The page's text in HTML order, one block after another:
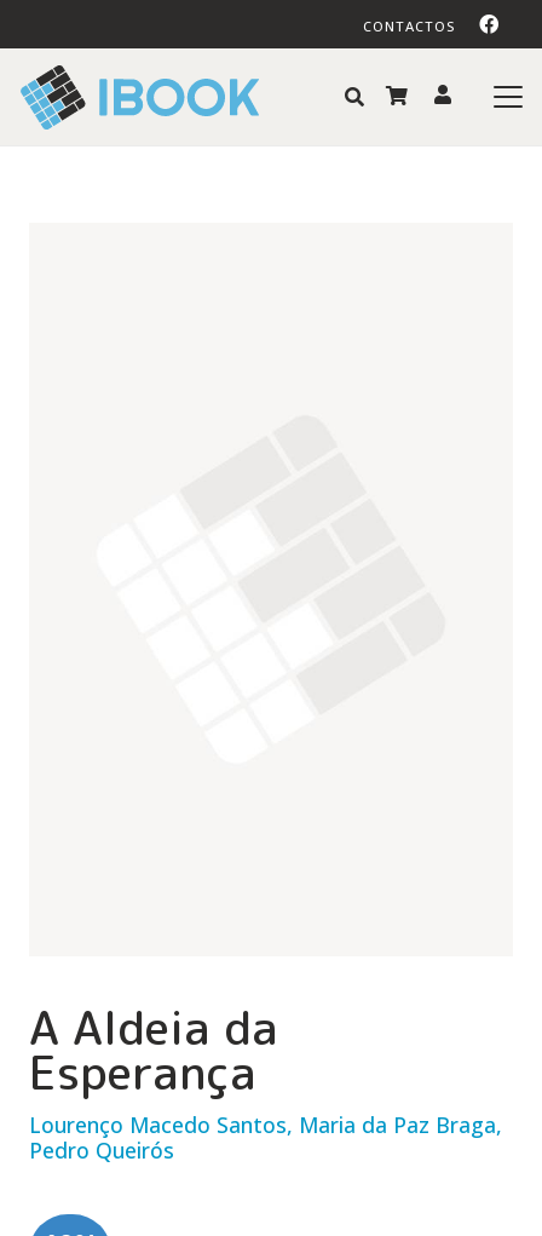
CONTACTOS
A Aldeia da
Esperança
Lourenço Macedo Santos, Maria da Paz Braga,
Pedro Queirós